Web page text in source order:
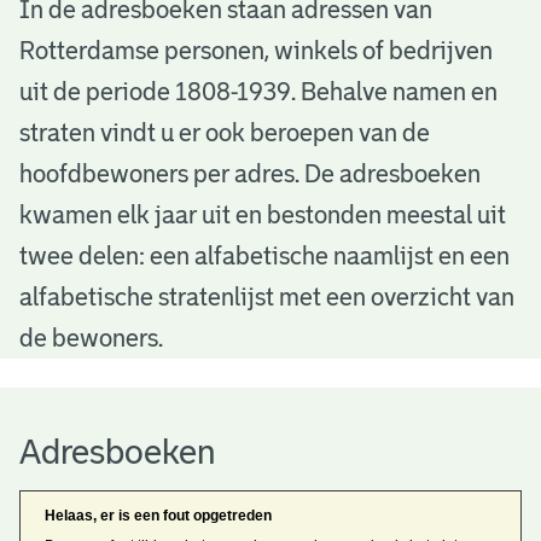
A
d
e
b
o
e
e
In de adresboeken staan adressen van
Rotterdamse personen, winkels of bedrijven
uit de periode 1808-1939. Behalve namen en
straten vindt u er ook beroepen van de
hoofdbewoners per adres. De adresboeken
kwamen elk jaar uit en bestonden meestal uit
twee delen: een alfabetische naamlijst en een
alfabetische stratenlijst met een overzicht van
de bewoners.
Adresboeken
Helaas, er is een fout opgetreden